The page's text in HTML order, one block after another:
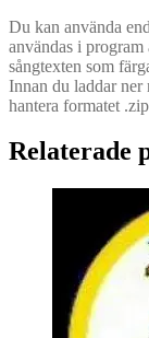
Du kan använda
användas i
sångtexten som
Innan du laddar ner
hantera formatet
Relaterade